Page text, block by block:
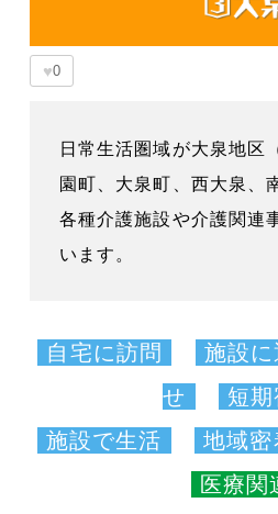
♥0
日常生活圏域が大泉地区
園町、大泉町、西大泉、
各種介護施設や介護関連
います。
自宅に訪問 施設に
せ
短期
施設で生活
地域密
医療関